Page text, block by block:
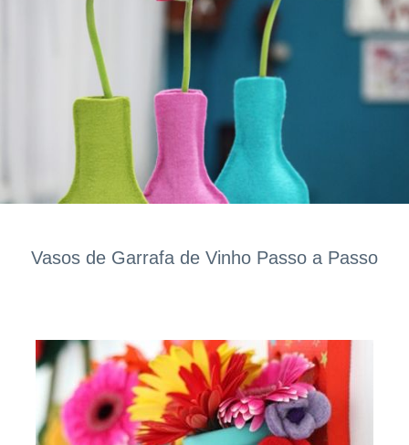
Vasos de Garrafa de Vinho Passo a Passo